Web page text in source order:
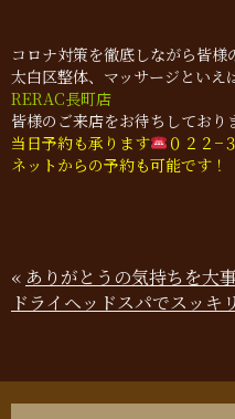
コロナ対策を徹底しながら皆様
太白区整体、マッサージといえ
RERAC長町店
皆様のご来店をお待ちしており
当日予約も承ります
０２２−
ネットからの予約も可能です！
« ありがとうの気持ちを大
ドライヘッドスパでスッキ